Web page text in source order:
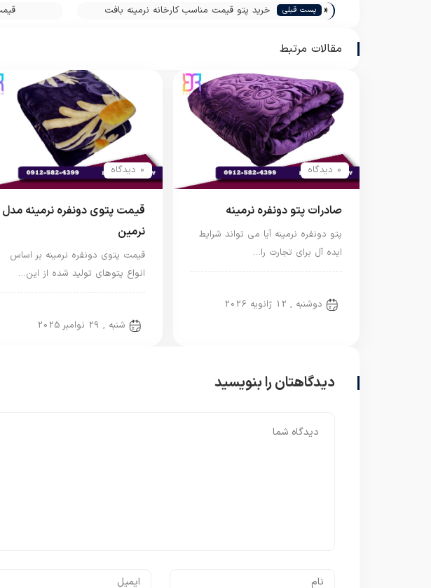
« پست قبلی خرید پتو قیمت مناسب کارخانه نرمینه بافت
مقالات مرتبط
0 دیدگاه
صادرات پتو دونفره نرمینه
پتو دونفره نرمینه آیا می تواند شرایط
ایده آل برای تجارت را…
دوشنبه , 12 ژانویه 2026
0 دیدگاه
قیمت پتوی دونفره نرمینه مدل
نرمین
قیمت پتوی دونفره نرمینه بر اساس
انواع پتوهای تولید شده از این…
شنبه , 29 نوامبر 2025
دیدگاهتان را بنویسید